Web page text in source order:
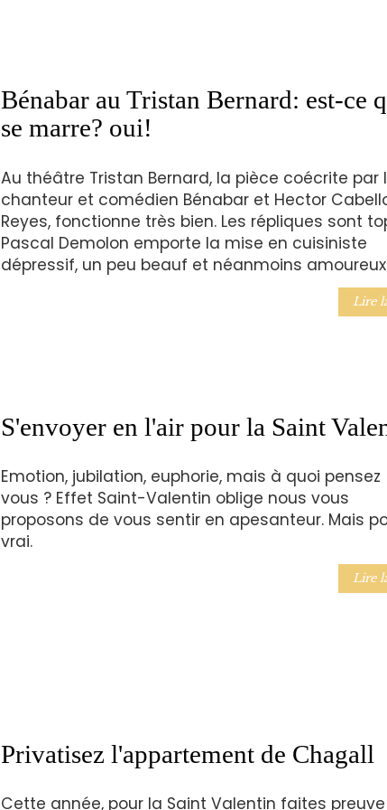
Bénabar au Tristan Bernard: est-ce
se marre? oui!
Au théâtre Tristan Bernard, la pièce coécrite par
chanteur et comédien Bénabar et Hector
Reyes, fonctionne très bien. Les répliques sont
Pascal Demolon emporte la mise en cuisiniste
dépressif, un peu beauf et néanmoins
Lire
S'envoyer en l'air pour la Saint
Emotion, jubilation, euphorie, mais à quoi pensez
vous ? Effet Saint-Valentin oblige nous vous
proposons de vous sentir en apesanteur. Mais
vrai.
Lire
Privatisez l'appartement de Chagall
Cette année, pour la Saint Valentin faites preuve